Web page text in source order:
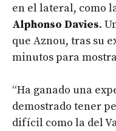
en el lateral, como
Alphonso Davies.
que Aznou, tras su
minutos para
“Ha ganado una
demostrado tener
difícil como la del